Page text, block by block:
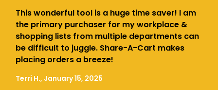
This wonderful tool is a huge time saver! I am
the primary purchaser for my workplace &
shopping lists from multiple departments can
be difficult to juggle. Share-A-Cart makes
placing orders a breeze!
Terri H., January 15, 2025